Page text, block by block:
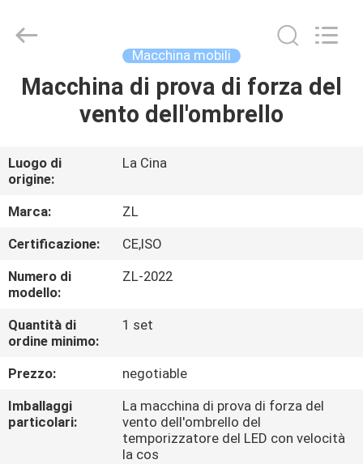
CASA
VIDEO
CIRCA
NOI
GIRO
DELLA
FABBRICA
CONTROLLO
Instrument
Technology
Reserved.
Macchina mobili
Macchina di prova di forza del
vento dell'ombrello
Luogo di
origine:
La Cina
Marca:
ZL
Certificazione:
CE,ISO
Numero di
modello:
ZL-2022
Quantità di
ordine minimo:
1 set
Prezzo:
negotiable
Imballaggi
particolari:
La macchina di prova di forza del
vento dell'ombrello del
temporizzatore del LED con velocità
la cos